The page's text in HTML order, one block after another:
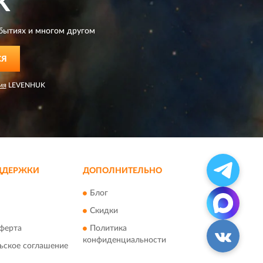
и многом другом
LEVENHUK
соглашение
ДОПОЛНИТЕЛЬНО
Блог
Скидки
Политика
конфиденциальности